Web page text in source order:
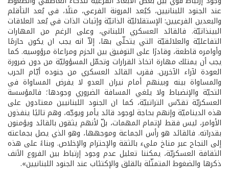
عند الجنود اللبنانيين، كبُعد المرونة الفرعي، مثلًا، في بُعد التأقلم
والبعدين الفرعيين: الإستقلاليّة الذاتيّة وإثبات الذات في بُعد العلاقات
البينذاتيّة. فالقائد العسكري اللبناني، وعلى الرغم من المهارات
التفاعليّة والعلائقيّة التي يتحلّى بها، إلاّ انه يجب ان يكون حازمًا
وأوامره قاطعة، وقادرًا على التوفيق بين الحزم ومراعاة مرؤوسيه. كما
يجب أن يمتلك مهارة اتخاذ القرارات وتحمّل المسؤوليّة من دون ضرورة
العودة لآراء الآخرين. فقرب القائد العسكري من جنوده أيّام الحرب
والمساواة بينه وبينهم أمام نيران العدو لا يفرض المساواة في
التحيّة والإنضباط ولا يلغي المسافة الضروري وجودها؛ فالمؤسسة
العسكريّة تقدّس التراتبيّة، كما ان الجنود اللبنانيين معتادون على
هذه الديناميّة وإنهم بحاجة لوجود قائد يأمر ويوجّه، وهم تاليًا ينفذون
الأوامر، ليس فقط لإتمام المهمات، بلّ لأنهم يثقون بالقائد ويؤمنون
بقدراته. فالقائد هو رأس الجماعة وموجهها، وهو الذي يصل بجماعته
إلى النجاح عبر مناخ مليء بالثقة والإحترام والإخلاص. وبناءً على هذه
الثقافة العسكريّة، يمكننا تعليل عدم وجود إرتباط بين الفروع الآنف
ذكرها والضغوط المتمثّلة بالقلق والإكتئاب عند الجنود اللبنانيين».